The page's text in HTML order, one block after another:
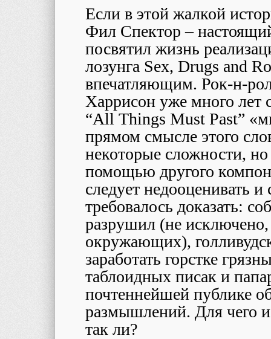
Если в этой жалкой
Фил Спектор –
посвятил жизнь
лозунга Sex, Drugs and
впечатляющим. Рок-н-
Харрисон уже много лет
“All Things Must Past”
прямом смысле этого
некоторые сложности,
помощью другого
следует недооценивать
требовалось доказать:
разрушил (не
окружающих),
заработать горстке
таблоидных писак и
почтеннейшей публике
размышлений. Для чего
так ли?